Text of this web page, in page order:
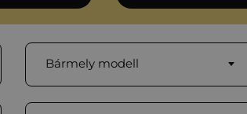
Bármely modell